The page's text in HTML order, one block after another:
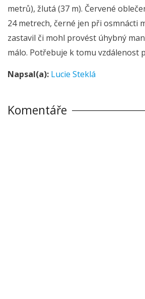
metrů), žlutá (37 m). Červené
24 metrech, černé jen při osmnácti
zastavil či mohl provést úhybný
málo. Potřebuje k tomu vzdálenost
Napsal(a): Lucie Steklá
Komentáře